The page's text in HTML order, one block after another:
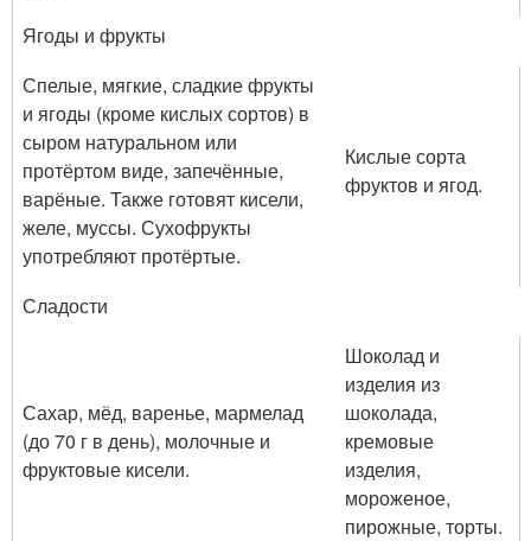
Ягоды и фрукты
Спелые, мягкие, сладкие фрукты
и ягоды (кроме кислых сортов) в
сыром натуральном или
протёртом виде, запечённые,
варёные. Также готовят кисели,
желе, муссы. Сухофрукты
употребляют протёртые.
Кислые сорта
фруктов и ягод.
Сладости
Сахар, мёд, варенье, мармелад
(до 70 г в день), молочные и
фруктовые кисели.
Шоколад и
изделия из
шоколада,
кремовые
изделия,
мороженое,
пирожные, торты.